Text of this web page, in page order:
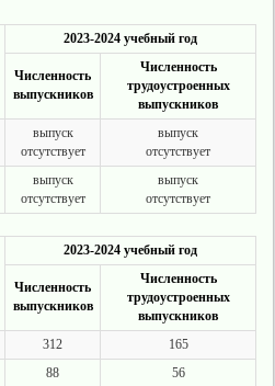
2023-2024 учебный год
Численность
выпускников
Численность
трудоустроенных
выпускников
выпуск
отсутствует
выпуск
отсутствует
выпуск
отсутствует
выпуск
отсутствует
2023-2024 учебный год
Численность
выпускников
Численность
трудоустроенных
выпускников
312
165
88
56